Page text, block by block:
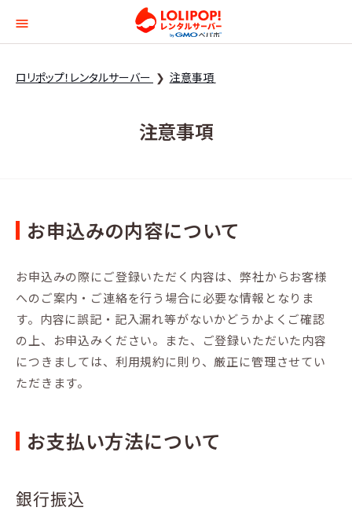
ロリポップ！レンタル
ロリポップ！レンタルサーバー 注意事項
注意事項
お申込みの内容について
お申込みの際にご登録いただく内容は、弊社からお客様
へのご案内・ご連絡を行う場合に必要な情報となりま
す。内容に誤記・記入漏れ等がないかどうかよくご確認
の上、お申込みください。また、ご登録いただいた内容
につきましては、利用規約に則り、厳正に管理させてい
ただきます。
お支払い方法について
銀行振込